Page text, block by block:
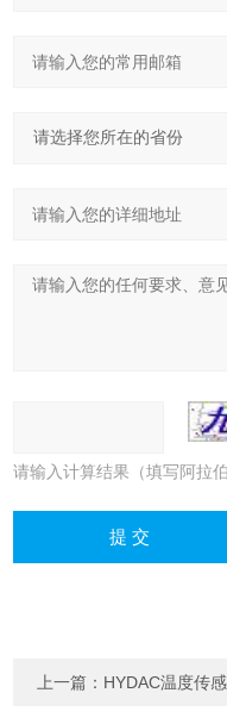
请输入计算结果（填写阿拉
上一篇： HYDAC温度传